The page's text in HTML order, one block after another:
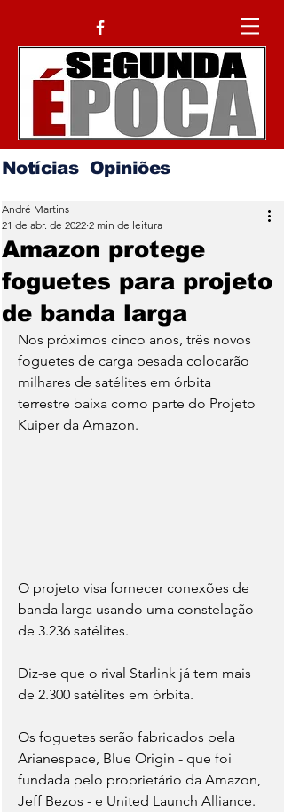
Notícias Opiniões
Amazon protege
foguetes para projeto
de banda larga
André Martins
21 de abr. de 2022 2 min de leitura
Nos próximos cinco anos, três novos
foguetes de carga pesada colocarão
milhares de satélites em órbita
terrestre baixa como parte do Projeto
Kuiper da Amazon.
O projeto visa fornecer conexões de
banda larga usando uma constelação
de 3.236 satélites.
Diz-se que o rival Starlink já tem mais
de 2.300 satélites em órbita.
Os foguetes serão fabricados pela
Arianespace, Blue Origin - que foi
fundada pelo proprietário da Amazon,
Jeff Bezos - e United Launch Alliance.